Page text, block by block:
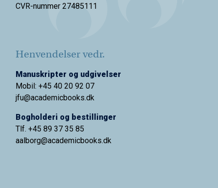
CVR-nummer 27485111
Henvendelser vedr.
Manuskripter og udgivelser
Mobil: +45 40 20 92 07
jfu@academicbooks.dk
Bogholderi og bestillinger
Tlf. +45 89 37 35 85
aalborg@academicbooks.dk